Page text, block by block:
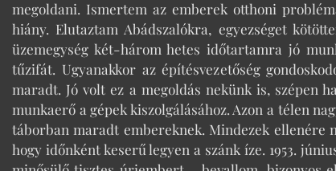
megoldani. Ismertem az emberek otthoni
hiány. Elutaztam Abádszalókra, egyezséget
üzemegység két-három hetes időtartamra jó
tűzifát. Ugyanakkor az építésvezetőség
maradt. Jó volt ez a megoldás nekünk is, szépen
munkaerő a gépek kiszolgálásához. Azon a télen
táborban maradt embereknek. Mindezek ellenére
hogy időnként keserű legyen a szánk íze. 1953.